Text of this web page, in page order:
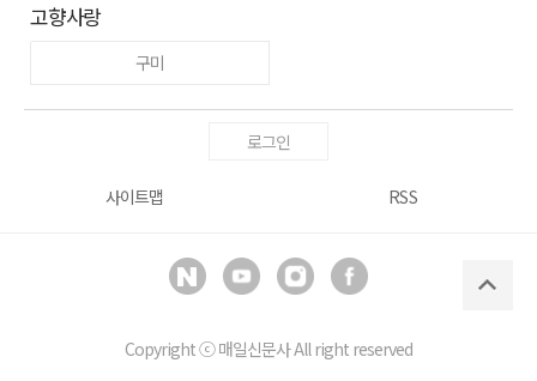
고향사랑
구미
로그인
사이트맵 RSS
Copyright ⓒ매일신문사All right reserved